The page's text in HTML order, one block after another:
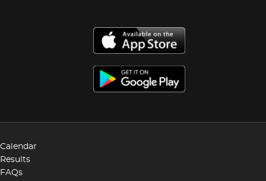
Carlos de 1898 y en 1899. Sus principales obras
fueron las pinturas para el Paraninfo de la
Mexicanos Ilustres como Porfirio Díaz, Salvador Díaz
Mirón y el de su mecenas Teodoro A. Dehesa.
septiembre 2009 Ivonne Moreno Uscanga, “Joan
cotidianidad Xalapeña” en Litorale.
Calendar
Results
FAQs